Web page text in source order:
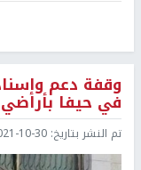
وقفة دعم
في حيفا بأراضي
تم النشر بتاريخ: 10-30 22:36